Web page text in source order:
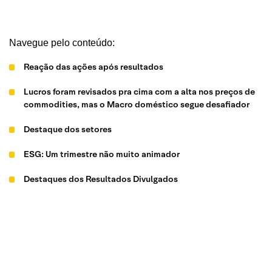
Navegue pelo conteúdo:
Reação das ações após resultados
Lucros foram revisados pra cima com a alta nos preços de
commodities, mas o Macro doméstico segue desafiador
Destaque dos setores
ESG: Um trimestre não muito animador
Destaques dos Resultados Divulgados